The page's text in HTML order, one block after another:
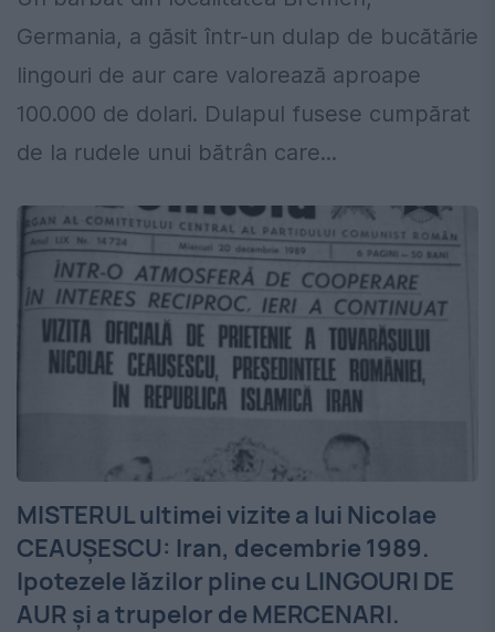
Germania, a găsit într-un dulap de bucătărie
lingouri de aur care valorează aproape
100.000 de dolari. Dulapul fusese cumpărat
de la rudele unui bătrân care...
MISTERUL ultimei vizite a lui Nicolae
CEAUȘESCU: Iran, decembrie 1989.
Ipotezele lăzilor pline cu LINGOURI DE
AUR și a trupelor de MERCENARI.